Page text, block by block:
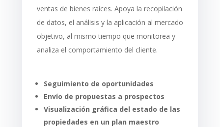
ventas de bienes raíces. Apoya la recopilación
de datos, el análisis y la aplicación al mercado
objetivo, al mismo tiempo que monitorea y
analiza el comportamiento del cliente.
Seguimiento de oportunidades
Envío de propuestas a prospectos
Visualización gráfica del estado de las
propiedades en un plan maestro